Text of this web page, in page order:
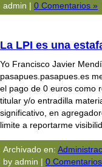
admin | 0 Comentarios »
La LPI es una
Yo Francisco Javier
pasapues.pasapues.es
el pago de 0 euros como
titular y/o entradilla
significativo, en
limite a reportarme
Archivado en:
by admin | 0